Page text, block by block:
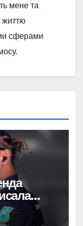
мене та
життю
сферами